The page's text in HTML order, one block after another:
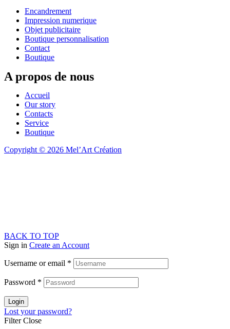
Encandrement
Impression numerique
Objet publicitaire
Boutique personnalisation
Contact
Boutique
A propos de nous
Accueil
Our story
Contacts
Service
Boutique
Copyright © 2026 Mel’Art Création
BACK TO TOP
Sign in Create an Account
Username or email *
Password *
Login
Lost your password?
Filter Close